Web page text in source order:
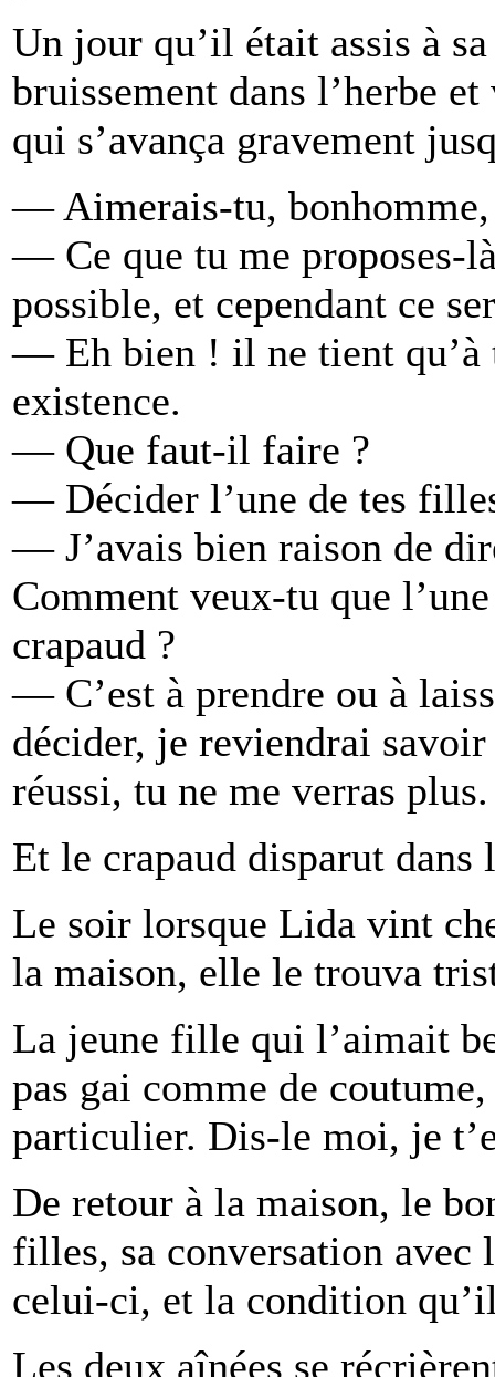
Un jour qu’il était assis à
bruissement dans l’herbe
qui s’avança gravement
— Aimerais-tu, bonhomme,
— Ce que tu me proposes-
possible, et cependant ce
— Eh bien ! il ne tient qu’à
existence.
— Que faut-il faire ?
— Décider l’une de tes
— J’avais bien raison de
Comment veux-tu que
crapaud ?
— C’est à prendre ou à
décider, je reviendrai savoir
réussi, tu ne me verras plus.
Et le crapaud disparut dans
Le soir lorsque Lida vint
la maison, elle le trouva
La jeune fille qui l’aimait
pas gai comme de
particulier. Dis-le moi, je
De retour à la maison, le
filles, sa conversation avec
celui-ci, et la condition
Les deux aînées se